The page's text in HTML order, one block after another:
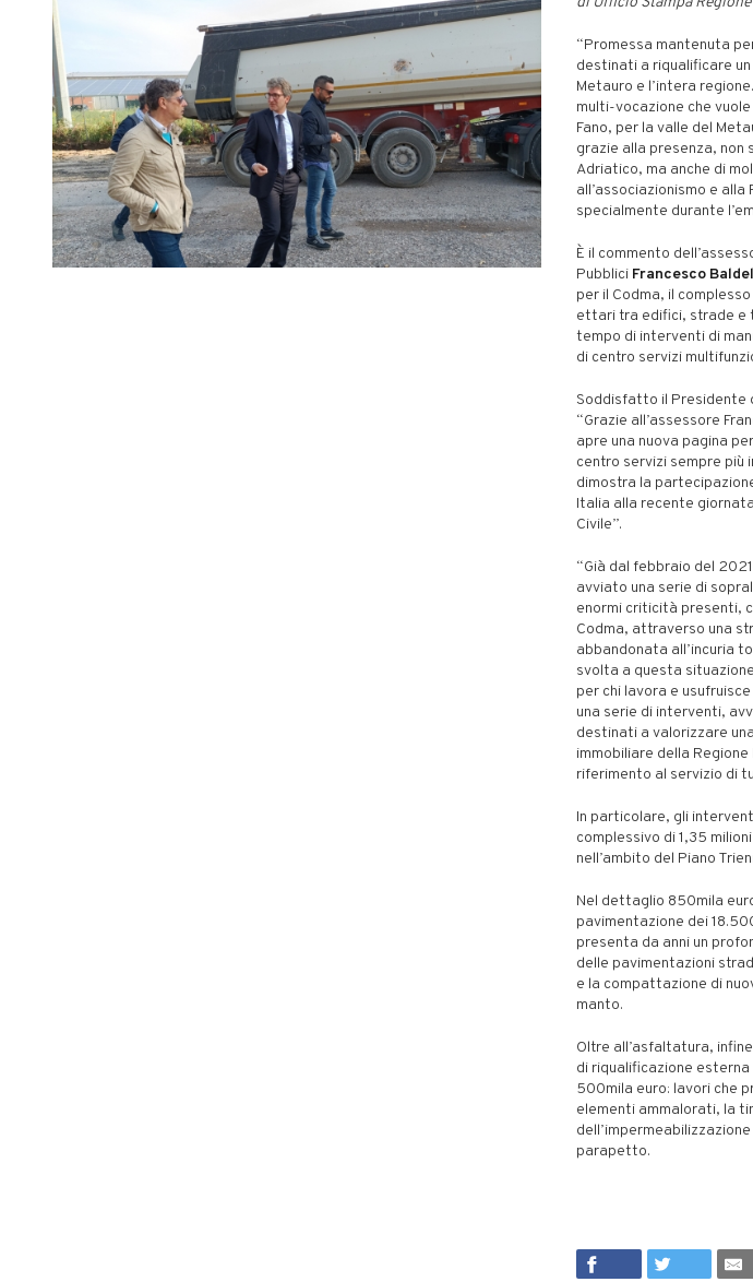
“Promessa mantenuta
destinati a riqualificare
Metauro e l’intera
multi-vocazione che
Fano, per la valle del
grazie alla presenza,
Adriatico, ma anche di
all’associazionismo e
specialmente durante
È il commento
Pubblici Francesco
per il Codma, il
ettari tra edifici, strade e
tempo di interventi di
di centro servizi
Soddisfatto il Presidente
“Grazie all’assessore
apre una nuova pagina
centro servizi sempre più
dimostra la
Italia alla recente
Civile”.
“Già dal febbraio del
avviato una serie di
enormi criticità presenti,
Codma, attraverso una
abbandonata all’incuria
svolta a questa
per chi lavora e
una serie di interventi,
destinati a valorizzare
immobiliare della
riferimento al servizio di
In particolare, gli
complessivo di 1,35
nell’ambito del Piano
Nel dettaglio 850mila
pavimentazione dei
presenta da anni un
delle pavimentazioni
e la compattazione di
manto.
Oltre all’asfaltatura,
di riqualificazione
500mila euro: lavori che
elementi ammalorati, la
parapetto.